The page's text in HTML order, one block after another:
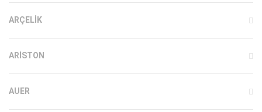
ARÇELIK
ARISTON
AUER